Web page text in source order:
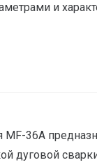
и
MF-36A
дуговой